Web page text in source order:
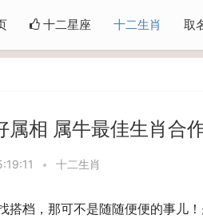
十二星座 十二生肖 取
属相 属牛最佳生肖合
• 十二生肖
搭档，那可不是随随便便的事儿